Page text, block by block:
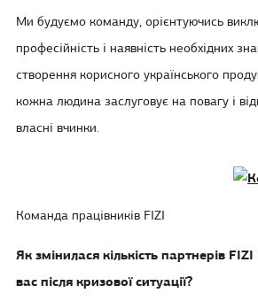
Ми будуємо команду, орієнтуючись
професійність і наявність необхідних
створення корисного українського
кожна людина заслуговує на повагу і
власні вчинки.
Команда працівників FIZI
Як змінилася кількість партнерів FIZI
вас після кризової ситуації?